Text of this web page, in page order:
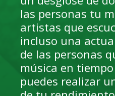
las personas tu
artistas que
incluso una
de las personas
música en
puedes realizar